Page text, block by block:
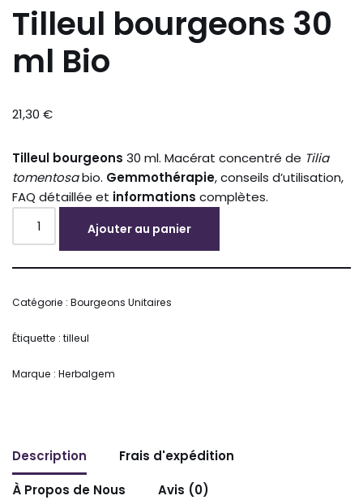
Tilleul bourgeons 30
ml Bio
21,30 €
Tilleul bourgeons 30 ml. Macérat concentré de Tilia
tomentosabio. Gemmothérapie, conseils d’utilisation,
FAQ détaillée et informations complètes.
Ajouter au panier
Catégorie : Bourgeons Unitaires
Étiquette : tilleul
Marque : Herbalgem
Description
Frais d'expédition
À Propos de Nous
Avis (0)